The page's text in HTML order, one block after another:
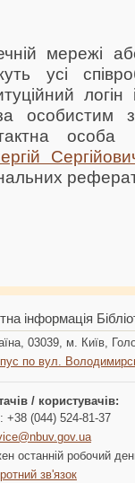
мережі
усі
за
особа
інформація
03039, м. Київ,
по вул.
/ користувачів:
+38 (044) 524-81-37
останній робочий
зв'язок